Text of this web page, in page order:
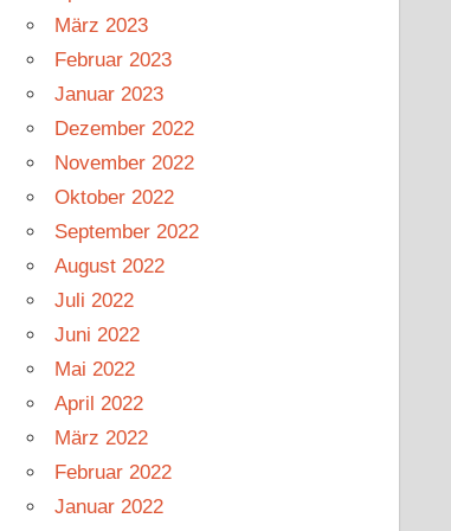
März 2023
Februar 2023
Januar 2023
Dezember 2022
November 2022
Oktober 2022
September 2022
August 2022
Juli 2022
Juni 2022
Mai 2022
April 2022
März 2022
Februar 2022
Januar 2022